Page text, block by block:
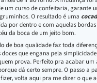
um curso de confeitaria, garante
O resultado é uma
por dentro e com aquelas
da boca de um jeito bom.
de boa qualidade faz toda
doces que engana pela
prova. Perfeito pra acabar
dá certo sempre. O passo a
volta aqui pra me dizer o que